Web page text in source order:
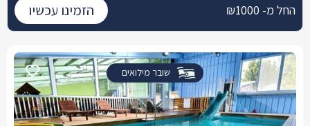
שובר מילואים
החל מ- ₪1000 הזמינו עכשיו